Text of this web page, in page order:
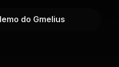
do Gmelius